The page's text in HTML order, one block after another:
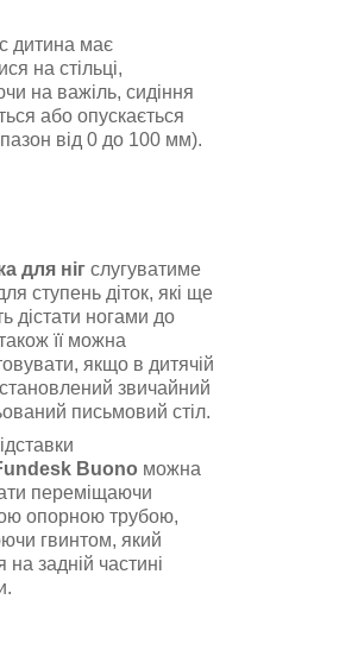
дитина має
на стільці,
на важіль, сидіння
або опускається
від 0 до 100 мм).
для ніг слугуватиме
ступень діток, які ще
дістати ногами до
її можна
якщо в дитячій
звичайний
письмовий стіл.
Buono можна
переміщаючи
опорною трубою,
гвинтом, який
на задній частині